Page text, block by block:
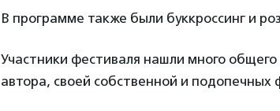
В программе также были буккроссинг и
Участники фестиваля нашли много
автора, своей собственной и подопечных